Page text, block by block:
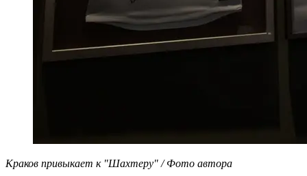
Краков привыкает к "Шахтеру" / Фото автора